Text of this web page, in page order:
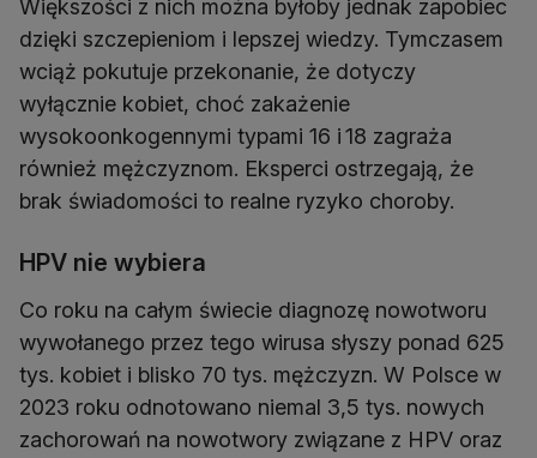
Większości z nich można byłoby jednak zapobiec
dzięki szczepieniom i lepszej wiedzy. Tymczasem
wciąż pokutuje przekonanie, że dotyczy
wyłącznie kobiet, choć zakażenie
wysokoonkogennymi typami 16 i 18 zagraża
również mężczyznom. Eksperci ostrzegają, że
brak świadomości to realne ryzyko choroby.
HPV nie wybiera
Co roku na całym świecie diagnozę nowotworu
wywołanego przez tego wirusa słyszy ponad 625
tys. kobiet i blisko 70 tys. mężczyzn. W Polsce w
2023 roku odnotowano niemal 3,5 tys. nowych
zachorowań na nowotwory związane z HPV oraz